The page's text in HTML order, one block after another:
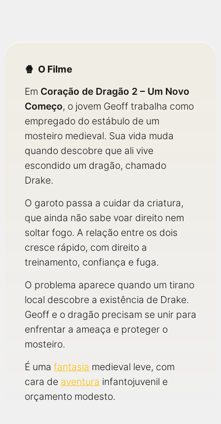
O Filme
Em Coração de Dragão 2 – Um Novo
Começo, o jovem Geoff trabalha como
empregado do estábulo de um
mosteiro medieval. Sua vida muda
quando descobre que ali vive
escondido um dragão, chamado
Drake.
O garoto passa a cuidar da criatura,
que ainda não sabe voar direito nem
soltar fogo. A relação entre os dois
cresce rápido, com direito a
treinamento, confiança e fuga.
O problema aparece quando um tirano
local descobre a existência de Drake.
Geoff e o dragão precisam se unir para
enfrentar a ameaça e proteger o
mosteiro.
É uma fantasia medieval leve, com
cara de aventura infantojuvenil e
orçamento modesto.